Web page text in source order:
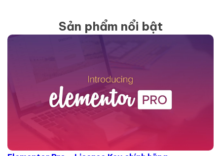
Sản phẩm nổi bật